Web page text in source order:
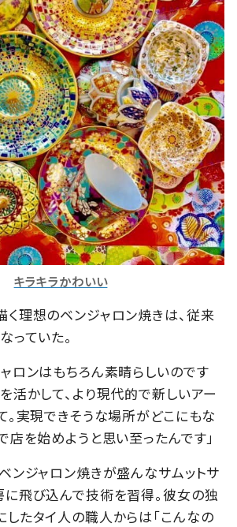
キラキラかわいい
理想のベンジャロン焼きは、従来
っていた。
ロンはもちろん素晴らしいのです
活かして、より現代的で新しいアー
。実現できそうな場所がどこにもな
店を始めようと思い至ったんです」
ンジャロン焼きが盛んなサムットサ
飛び込んで技術を習得。彼女の独
たタイ人の職人からは「こんなの